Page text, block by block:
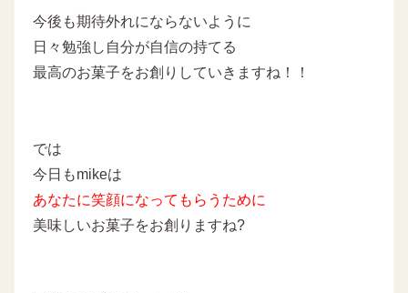
今後も期待外れにならないように
日々勉強し自分が自信の持てる
最高のお菓子をお創りしていきますね！！
では
今日もmikeは
あなたに笑顔になってもらうために
美味しいお菓子をお創りますね?